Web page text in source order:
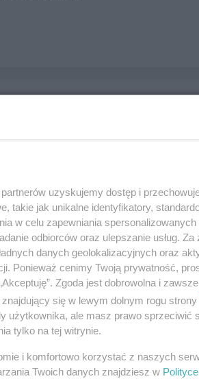
uzyskujemy dostęp i
takie jak unikalne identyfikatory,
w celu zapewniania spersonalizowanych
odbiorców oraz ulepszanie usług. Za
danych geolokalizacyjnych oraz
Ponieważ cenimy Twoją prywatność,
Zgoda jest dobrowolna i
się w lewym dolnym rogu strony
użytkownika, ale masz prawo sprzeciwić
tylko na tej witrynie.
i komfortowo korzystać z naszych
Twoich danych znajdziesz w Polityce